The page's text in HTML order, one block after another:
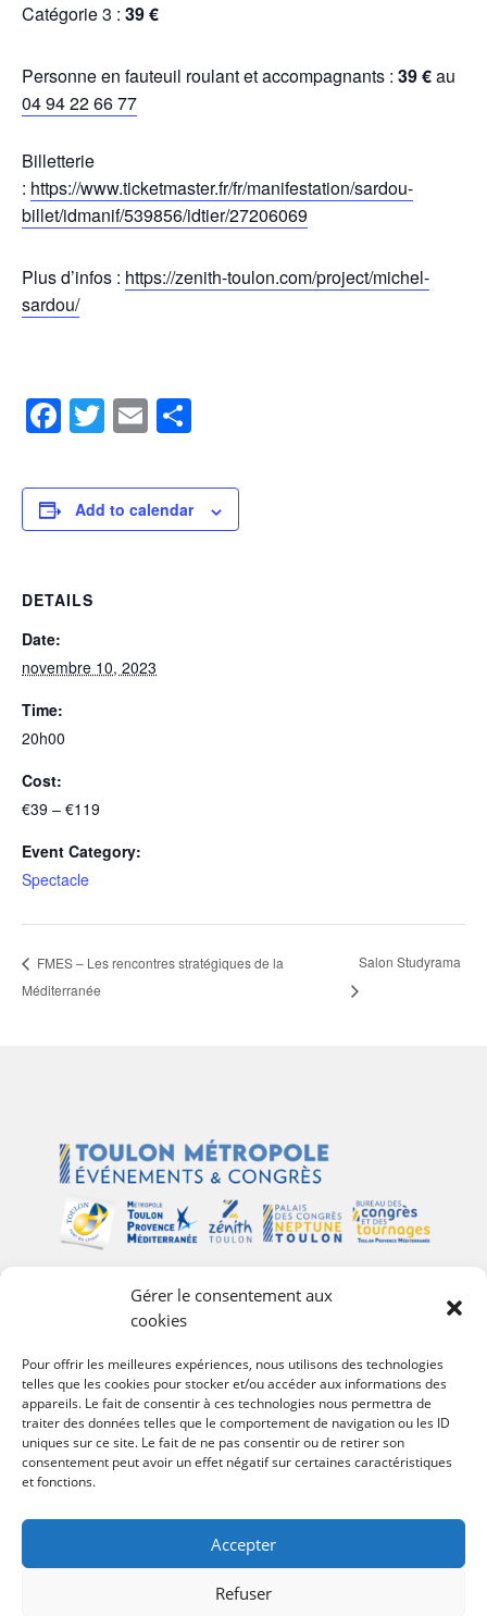
Gérer le consentement aux
cookies
Pour offrir les meilleures expériences, nous utilisons des technologies
telles que les cookies pour stocker et/ou accéder aux informations des
appareils. Le fait de consentir à ces technologies nous permettra de
traiter des données telles que le comportement de navigation ou les ID
uniques sur ce site. Le fait de ne pas consentir ou de retirer son
consentement peut avoir un effet négatif sur certaines caractéristiques
et fonctions.
Accepter
Refuser
Catégorie 3 : 39 €
Personne en fauteuil roulant et accompagnants : 39 €au
04 94 22 66 77
Billetterie
: https://www.ticketmaster.fr/fr/manifestation/sardou-
billet/idmanif/539856/idtier/27206069
Plus d’infos : https://zenith-toulon.com/project/michel-
sardou/
Facebook
Twitter
Email
Add to calendar
DETAILS
Date:
novembre 10, 2023
Time:
20h00
Cost:
€39 – €119
Event Category:
Spectacle
FMES – Les rencontres stratégiques de la
Méditerranée
Salon Studyrama
Plan du site
Palais des Congrès Neptune
Zénith de Toulon
Bureau des Congrès et des Tournages
Événements
Agenda
#Follow Toulon Métropole